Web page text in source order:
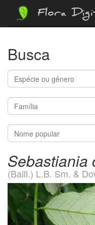
Flora
Busca
Sebastiania
(Baill.) L.B. Sm. &